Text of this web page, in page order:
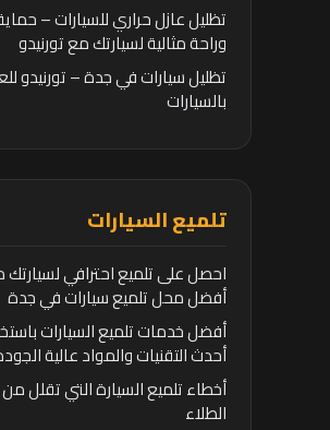
تظليل عازل حراري للسيارات –
وراحة مثالية لسيارتك مع تورنيدو
تظليل سيارات في جدة – تورنيدو
بالسيارات
تلميع السيارات
احصل على تلميع احترافي
أفضل محل تلميع سيارات في جدة
أفضل خدمات تلميع السيارات
أحدث التقنيات والمواد عالية
أخطاء تلميع السيارة التي تقلل
الطلاء